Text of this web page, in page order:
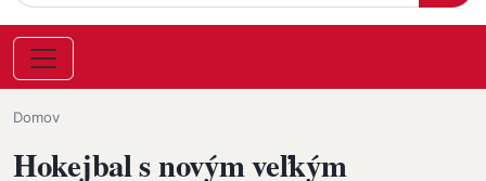
Omrvinka
Domov
Hokejbal s novým veľkým